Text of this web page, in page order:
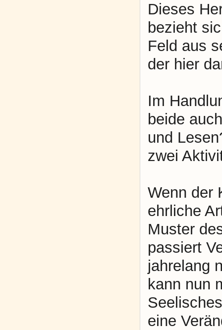
Dieses
bezieht
Feld aus
der hier
Im
beide
und
zwei
Wenn der
ehrliche
Muster
passiert
jahrelang
kann nun
eine